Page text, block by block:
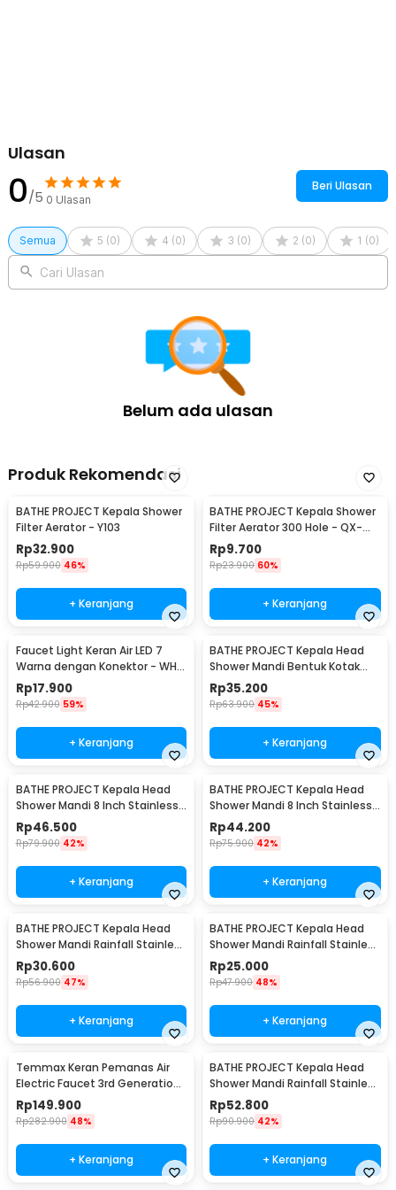
Ulasan
0/5 0 Ulasan
Beri Ulasan
Semua 5 (0) 4 (0) 3 (0) 2 (0) 1 (0)
Cari Ulasan
Belum ada ulasan
Produk Rekomendasi
BATHE PROJECT Kepala Shower
Filter Aerator - Y103
Rp32.900
Rp59.900 46%
+ Keranjang
BATHE PROJECT Kepala Shower
Filter Aerator 300 Hole - QX-
FL998
Rp9.700
Rp23.900 60%
+ Keranjang
Faucet Light Keran Air LED 7
Warna dengan Konektor - WH-
F03
Rp17.900
Rp42.900 59%
+ Keranjang
BATHE PROJECT Kepala Head
Shower Mandi Bentuk Kotak
8Inch 305gr - MK-701
Rp35.200
Rp63.900 45%
+ Keranjang
BATHE PROJECT Kepala Head
Shower Mandi 8 Inch Stainless
Steel Kotak - ADQ0098
Rp46.500
Rp79.900 42%
+ Keranjang
BATHE PROJECT Kepala Head
Shower Mandi 8 Inch Stainless
Steel Bulat - ADQ0098
Rp44.200
Rp75.900 42%
+ Keranjang
BATHE PROJECT Kepala Head
Shower Mandi Rainfall Stainless
Steel Round 8 Inch - Cosmo
200
Rp30.600
Rp56.900 47%
+ Keranjang
BATHE PROJECT Kepala Head
Shower Mandi Rainfall Stainless
Steel Round 6 Inch - Cosmo
200
Rp25.000
Rp47.900 48%
+ Keranjang
Temmax Keran Pemanas Air
Electric Faucet 3rd Generation
3000W - RX-008
Rp149.900
Rp282.900 48%
+ Keranjang
BATHE PROJECT Kepala Head
Shower Mandi Rainfall Stainless
Steel Round 9.5 Inch - Cosmo
200
Rp52.800
Rp90.900 42%
+ Keranjang